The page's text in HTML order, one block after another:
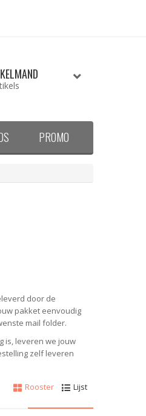
PROMO
door de
pakket eenvoudig
mail folder.
is, leveren we jouw
zelf leveren
Rooster
Lijst